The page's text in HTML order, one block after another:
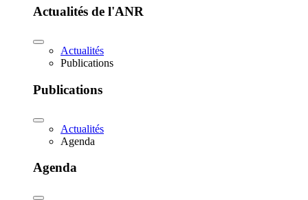
Actualités de l'ANR
Actualités
Publications
Publications
Actualités
Agenda
Agenda